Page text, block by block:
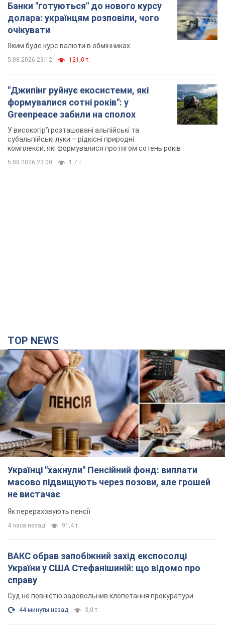
Банки "готуються" до нового курсу
долара: українцям розповіли, чого
очікувати
Яким буде курс валюти в обмінниках
5.08.2026 23:12 121,0 т.
"Джипінг руйнує екосистеми, які
формувалися сотні років": у
Greenpeace забили на сполох
У високогір'ї розташовані альпійські та
субальпійські луки – рідкісні природні
комплекси, які формувалися протягом сотень років
5.08.2026 23:00 1,7 т.
TOP NEWS
Українці "хакнули" Пенсійний фонд: виплати
масово підвищують через позови, але грошей
не вистачає
Як перераховують пенсії
4 часа назад 91,4 т.
ВАКС обрав запобіжний захід експосолці
України у США Стефанішиній: що відомо про
справу
Суд не повністю задовольнив клопотання прокуратури
44 минуты назад 3,0 т.